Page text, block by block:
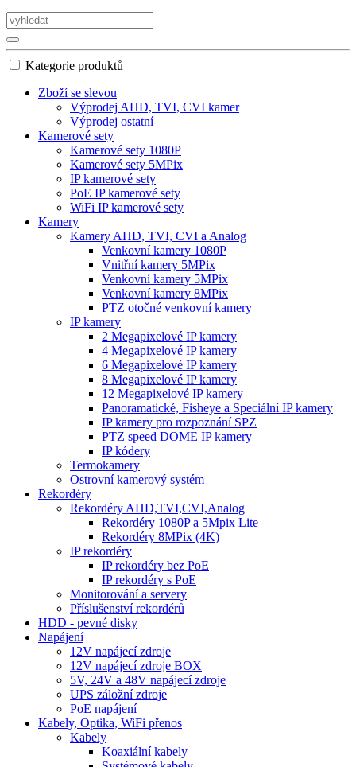
Kategorie produktů
Zboží se slevou
Výprodej AHD, TVI, CVI kamer
Výprodej ostatní
Kamerové sety
Kamerové sety 1080P
Kamerové sety 5MPix
IP kamerové sety
PoE IP kamerové sety
WiFi IP kamerové sety
Kamery
Kamery AHD, TVI, CVI a Analog
Venkovní kamery 1080P
Vnitřní kamery 5MPix
Venkovní kamery 5MPix
Venkovní kamery 8MPix
PTZ otočné venkovní kamery
IP kamery
2 Megapixelové IP kamery
4 Megapixelové IP kamery
6 Megapixelové IP kamery
8 Megapixelové IP kamery
12 Megapixelové IP kamery
Panoramatické, Fisheye a Speciální IP kamery
IP kamery pro rozpoznání SPZ
PTZ speed DOME IP kamery
IP kódery
Termokamery
Ostrovní kamerový systém
Rekordéry
Rekordéry AHD,TVI,CVI,Analog
Rekordéry 1080P a 5Mpix Lite
Rekordéry 8MPix (4K)
IP rekordéry
IP rekordéry bez PoE
IP rekordéry s PoE
Monitorování a servery
Příslušenství rekordérů
HDD - pevné disky
Napájení
12V napájecí zdroje
12V napájecí zdroje BOX
5V, 24V a 48V napájecí zdroje
UPS záložní zdroje
PoE napájení
Kabely, Optika, WiFi přenos
Kabely
Koaxiální kabely